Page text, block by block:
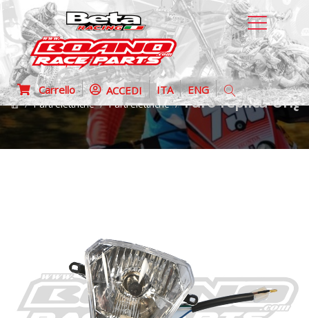
Carrello ACCEDI ITA ENG
Parti elettriche Parti elettriche Faro replica